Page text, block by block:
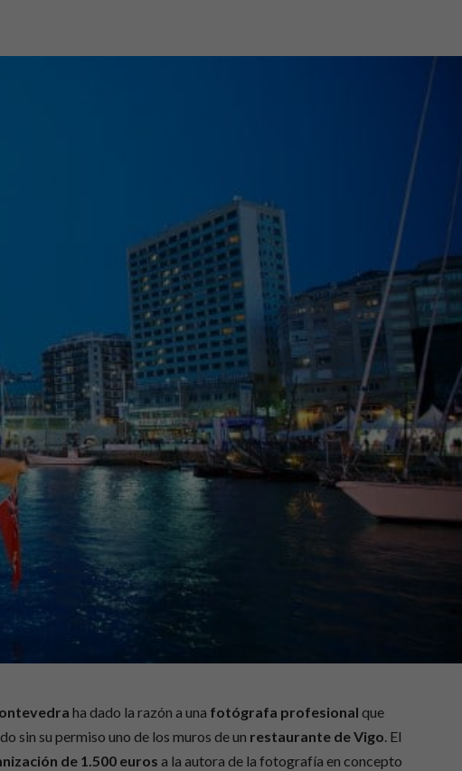
ha dado la razón a una fotógrafa profesional que
sin su permiso uno de los muros de un restaurante de Vigo. El
de 1.500 euros a la autora de la fotografía en concepto